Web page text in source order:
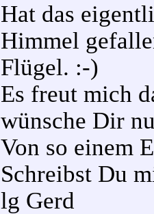
Hat das
Himmel
Flügel. :-)
Es freut mich
wünsche Dir
Von so einem
Schreibst Du
lg Gerd